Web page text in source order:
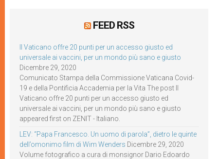
FEED RSS
Il Vaticano offre 20 punti per un accesso giusto ed
universale ai vaccini, per un mondo più sano e giusto
Dicembre 29, 2020
Comunicato Stampa della Commissione Vaticana Covid-
19 e della Pontificia Accademia per la Vita The post Il
Vaticano offre 20 punti per un accesso giusto ed
universale ai vaccini, per un mondo più sano e giusto
appeared first on ZENIT - Italiano.
LEV: “Papa Francesco. Un uomo di parola”, dietro le quinte
dell’omonimo film di Wim Wenders Dicembre 29, 2020
Volume fotografico a cura di monsignor Dario Edoardo